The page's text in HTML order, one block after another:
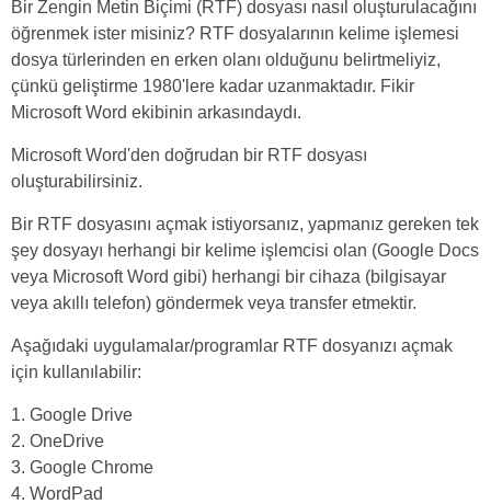
Bir Zengin Metin Biçimi (RTF) dosyası nasıl oluşturulacağını
öğrenmek ister misiniz? RTF dosyalarının kelime işlemesi
dosya türlerinden en erken olanı olduğunu belirtmeliyiz,
çünkü geliştirme 1980'lere kadar uzanmaktadır. Fikir
Microsoft Word ekibinin arkasındaydı.
Microsoft Word'den doğrudan bir RTF dosyası
oluşturabilirsiniz.
Bir RTF dosyasını açmak istiyorsanız, yapmanız gereken tek
şey dosyayı herhangi bir kelime işlemcisi olan (Google Docs
veya Microsoft Word gibi) herhangi bir cihaza (bilgisayar
veya akıllı telefon) göndermek veya transfer etmektir.
Aşağıdaki uygulamalar/programlar RTF dosyanızı açmak
için kullanılabilir:
1. Google Drive
2. OneDrive
3. Google Chrome
4. WordPad